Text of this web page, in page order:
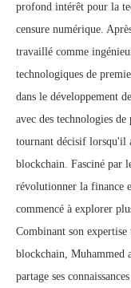
profond intérêt pour la
censure numérique.
travaillé comme
technologiques de
dans le développement
avec des technologies
tournant décisif lorsqu'il
blockchain. Fasciné par
révolutionner la finance
commencé à explorer
Combinant son expertise
blockchain, Muhammed
partage ses